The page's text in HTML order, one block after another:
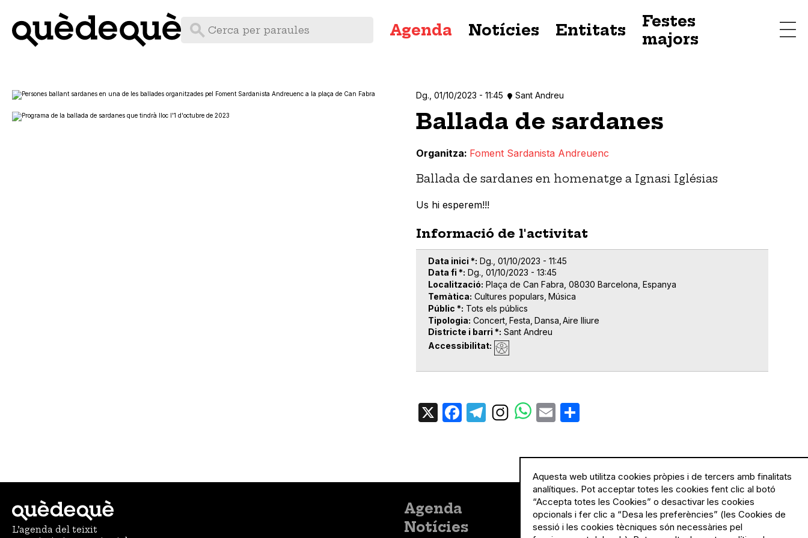
principal
Agenda Notícies Entitats
Festes
majors
Dg., 01/10/2023 - 11:45 Sant Andreu
Ballada de sardanes
Organitza Foment Sardanista Andreuenc
Ballada de sardanes en homenatge a Ignasi Iglésias
Us hi esperem!!!
Informació de l'activitat
Data inici * Dg., 01/10/2023 - 11:45
Data fi * Dg., 01/10/2023 - 13:45
Localització Plaça de Can Fabra, 08030 Barcelona, Espanya
Temàtica Cultures populars Música
Públic * Tots els públics
Tipologia Concert Festa Dansa Aire lliure
Districte i barri * Sant Andreu
Accessibilitat
X Facebook
TelegramEmail
L’agenda del teixit
Menú
principal
Agenda
Notícies
Menú
Legal
Política de privacitat
Avís legal
Política de cookies
Aquesta web utilitza cookies pròpies i de tercers amb finalitats
analítiques. Pot acceptar totes les cookies fent clic al botó
“Accepta totes les Cookies” o desactivar les cookies
opcionals i fer clic a “Desa les preferències” (les Cookies de
sessió i les cookies tècniques són necessàries pel